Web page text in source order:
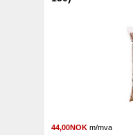
44,00NOK m/mva